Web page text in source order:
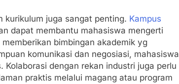
kurikulum juga sangat penting. Kampus
dapat membantu mahasiswa mengerti
bimbingan akademik yg
komunikasi dan negosiasi, mahasiswa
dengan rekan industri juga perlu
praktis melalui magang atau program